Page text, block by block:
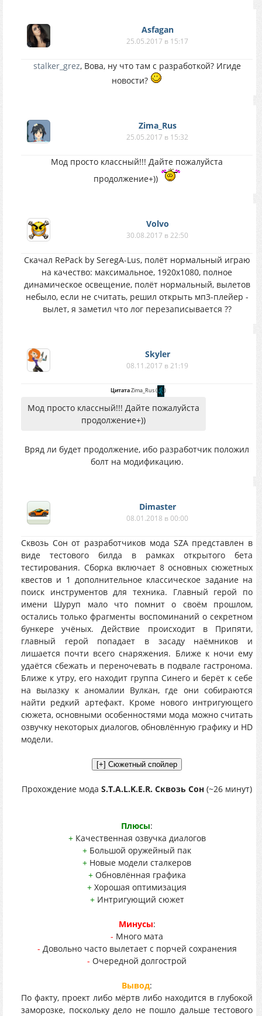
Asfagan
25.05.2017 в 15:17
stalker_grez, Вова, ну что там с разработкой? Игиде
новости?
Zima_Rus
25.05.2017 в 15:32
Мод просто классный!!! Дайте пожалуйста
продолжение+))
Volvo
30.08.2017 в 22:50
Скачал RePack by SeregA-Lus, полёт нормальный играю
на качество: максимальное, 1920х1080, полное
динамическое освещение, полёт нормальный, вылетов
небыло, если не считать, решил открыть мп3-плейер -
вылет, я заметил что лог перезаписывается ??
Skyler
08.11.2017 в 21:19
ЦитатаZima_Rus( )
Мод просто классный!!! Дайте пожалуйста
продолжение+))
Вряд ли будет продолжение, ибо разработчик положил
болт на модификацию.
Dimaster
08.01.2018 в 00:00
Сквозь Сон от разработчиков мода SZA представлен в
виде тестового билда в рамках открытого бета
тестирования. Сборка включает 8 основных сюжетных
квестов и 1 дополнительное классическое задание на
поиск инструментов для техника. Главный герой по
имени Шуруп мало что помнит о своём прошлом,
остались только фрагменты воспоминаний о секретном
бункере учёных. Действие происходит в Припяти,
главный герой попадает в засаду наёмников и
лишается почти всего снаряжения. Ближе к ночи ему
удаётся сбежать и переночевать в подвале гастронома.
Ближе к утру, его находит группа Синего и берёт к себе
на вылазку к аномалии Вулкан, где они собираются
найти редкий артефакт. Кроме нового интригующего
сюжета, основными особенностями мода можно считать
озвучку некоторых диалогов, обновлённую графику и HD
модели.
Прохождение мода S.T.A.L.K.E.R. Сквозь Сон (~26 минут)
Плюсы:
+Качественная озвучка диалогов
+ Большой оружейный пак
+ Новые модели сталкеров
+Обновлённая графика
+ Хорошая оптимизация
+Интригующий сюжет
Минусы:
- Много мата
- Довольно часто вылетает с порчей сохранения
- Очередной долгострой
Вывод:
По факту, проект либо мёртв либо находится в глубокой
заморозке, поскольку дело не пошло дальше тестового